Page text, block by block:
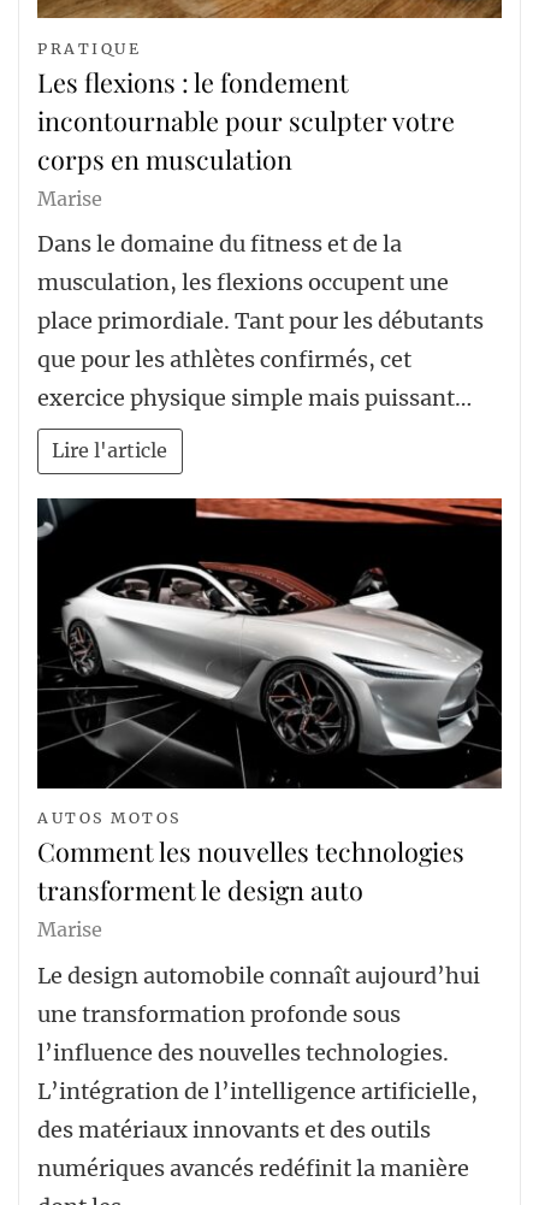
PRATIQUE
Les flexions : le fondement
incontournable pour sculpter votre
corps en musculation
Marise
Dans le domaine du fitness et de la
musculation, les flexions occupent une
place primordiale. Tant pour les débutants
que pour les athlètes confirmés, cet
exercice physique simple mais puissant…
Lire l'article
AUTOS MOTOS
Comment les nouvelles technologies
transforment le design auto
Marise
Le design automobile connaît aujourd’hui
une transformation profonde sous
l’influence des nouvelles technologies.
L’intégration de l’intelligence artificielle,
des matériaux innovants et des outils
numériques avancés redéfinit la manière